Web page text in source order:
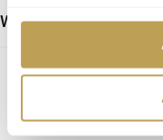
Welche Farben für